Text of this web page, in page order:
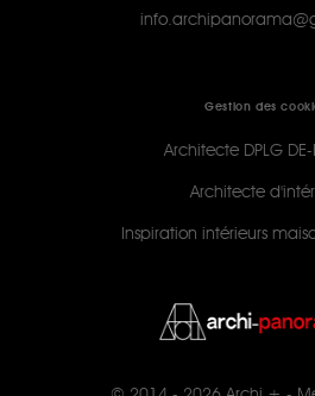
Gestion des
Architecte DPLG DE-
Architecte
Inspiration intérieurs